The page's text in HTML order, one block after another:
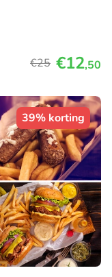
€25 €12,50
39% korting